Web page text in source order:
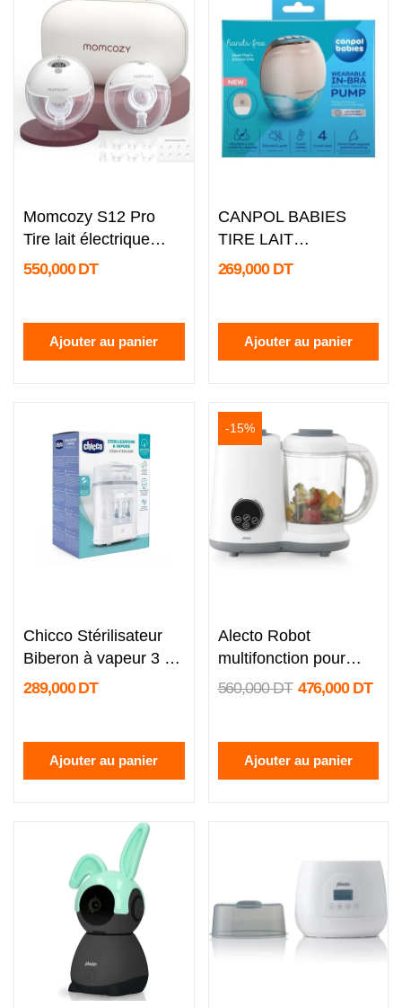
Momcozy S12 Pro
Tire lait électrique
main libre...
550,000 DT
Ajouter au panier
CANPOL BABIES
TIRE LAIT
ELECTRIQUE SANS
269,000 DT
Ajouter au panier
Chicco Stérilisateur
Biberon à vapeur 3 en
1
289,000 DT
Ajouter au panier
-15%
Alecto Robot
multifonction pour
bébé 5 en 1 BFP66
560,000 DT 476,000 DT
Ajouter au panier